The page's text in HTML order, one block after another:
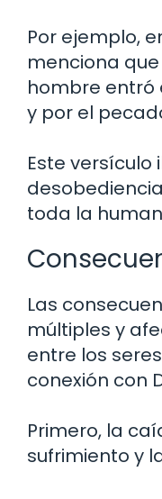
Por ejemplo,
menciona
hombre entró
y por el
Este versículo
toda la
Las
múltiples y
entre los
conexión con
Primero, la
sufrimiento y